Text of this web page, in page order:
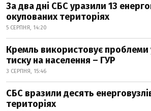
За два дні СБС уразили 13
окупованих територіях
5 СЕРПНЯ, 14:20
Кремль використовує проблеми
тиску на населення – ГУР
3 СЕРПНЯ, 15:46
СБС вразили десять
територіях